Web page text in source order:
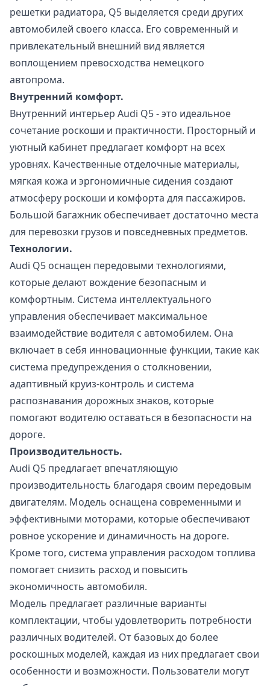
решетки радиатора, Q5 выделяется среди других
автомобилей своего класса. Его современный и
привлекательный внешний вид является
воплощением превосходства немецкого
автопрома.
Внутренний комфорт.
Внутренний интерьер Audi Q5 - это идеальное
сочетание роскоши и практичности. Просторный и
уютный кабинет предлагает комфорт на всех
уровнях. Качественные отделочные материалы,
мягкая кожа и эргономичные сидения создают
атмосферу роскоши и комфорта для пассажиров.
Большой багажник обеспечивает достаточно места
для перевозки грузов и повседневных предметов.
Технологии.
Audi Q5 оснащен передовыми технологиями,
которые делают вождение безопасным и
комфортным. Система интеллектуального
управления обеспечивает максимальное
взаимодействие водителя с автомобилем. Она
включает в себя инновационные функции, такие как
система предупреждения о столкновении,
адаптивный круиз-контроль и система
распознавания дорожных знаков, которые
помогают водителю оставаться в безопасности на
дороге.
Производительность.
Audi Q5 предлагает впечатляющую
производительность благодаря своим передовым
двигателям. Модель оснащена современными и
эффективными моторами, которые обеспечивают
ровное ускорение и динамичность на дороге.
Кроме того, система управления расходом топлива
помогает снизить расход и повысить
экономичность автомобиля.
Модель предлагает различные варианты
комплектации, чтобы удовлетворить потребности
различных водителей. От базовых до более
роскошных моделей, каждая из них предлагает свои
особенности и возможности. Пользователи могут